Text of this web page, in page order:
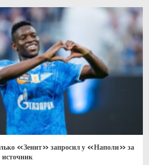
«Зенит» запросил у «Наполи» за